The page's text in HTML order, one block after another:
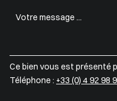
Ce bien vous est présenté
Téléphone : +33 (0) 4 92 98